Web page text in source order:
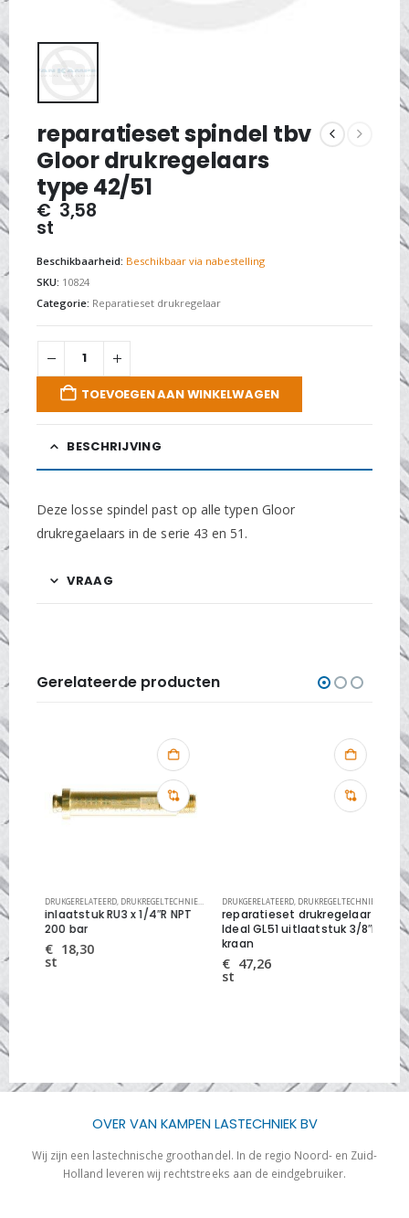
reparatieset spindel tbv
Gloor drukregelaars
type 42/51
€ 3,58
st
Beschikbaarheid: Beschikbaar via nabestelling
SKU: 10824
Categorie: Reparatieset drukregelaar
TOEVOEGEN AAN WINKELWAGEN
BESCHRIJVING
Deze losse spindel past op alle typen Gloor
drukregaelaars in de serie 43 en 51.
VRAAG
Gerelateerde producten
REPARATIESET DRUKREGELAAR
DRUKGERELATEERD,DRUKREGELTECHNIEK , REPARATIESET DRUKREGELAAR
inlaatstuk RU3 x 1/4″R NPT
200 bar
18,30
st
DRUKGERELATEERD,DRUKREGELTECHNIEK ,
reparatieset drukregelaar
Ideal GL51 uitlaatstuk 3/8″L
kraan
47,26
st
OVER VAN KAMPEN LASTECHNIEK BV
Wij zijn een lastechnische groothandel. In de regio Noord- en Zuid-
Holland leveren wij rechtstreeks aan de eindgebruiker.